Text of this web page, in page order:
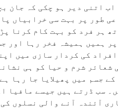
اتنی دیر ہو چکی کہ جان
طور پر بہت سی خرابیاں
ہر فرد کو بہت کام کرنا
ہمیں ہمیشہ فخر رہا اور
کی کردار سازی میں
شعائر شرم و حیا کو ہی
جسم میں پھیلایا جا رہا
سب ڈرتے ہیں جیسے مافیا
آئندہ آنے والی نسلوں